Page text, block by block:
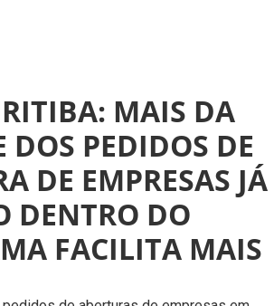
MAIS DA
DOS PEDIDOS DE
DE EMPRESAS JÁ
DENTRO DO
FACILITA MAIS